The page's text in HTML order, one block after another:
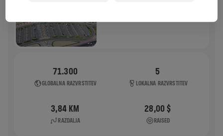
71.300
GLOBALNA RAZVRSTITEV
5
LOKALNA RAZVRSTITEV
3,84 KM
RAZDALJA
28,00 $
RAISED